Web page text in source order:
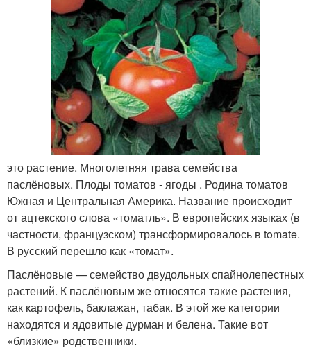
это растение. Многолетняя трава семейства
паслёновых. Плоды томатов - ягоды . Родина томатов
Южная и Центральная Америка. Название происходит
от ацтекского слова «томатль». В европейских языках (в
частности, французском) трансформировалось в tomate.
В русский перешло как «томат».
Паслёновые — семейство двудольных спайнолепестных
растений. К паслёновым же относятся такие растения,
как картофель, баклажан, табак. В этой же категории
находятся и ядовитые дурман и белена. Такие вот
«близкие» родственники.